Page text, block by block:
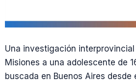
Una investigación
Misiones a una adolescente de
buscada en Buenos Aires desde